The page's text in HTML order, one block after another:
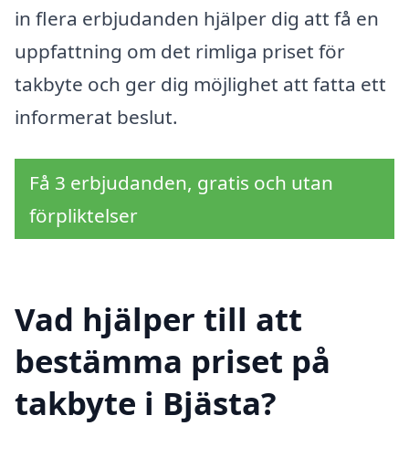
in flera erbjudanden hjälper dig att få en
uppfattning om det rimliga priset för
takbyte och ger dig möjlighet att fatta ett
informerat beslut.
Få 3 erbjudanden, gratis och utan
förpliktelser
Vad hjälper till att
bestämma priset på
takbyte i Bjästa?